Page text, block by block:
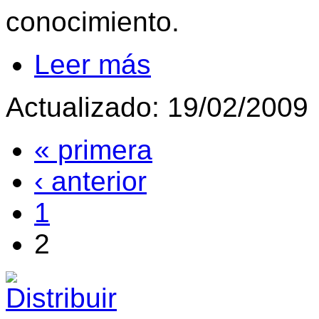
conocimiento.
Leer más
Actualizado: 19/02/2009
« primera
‹ anterior
1
2